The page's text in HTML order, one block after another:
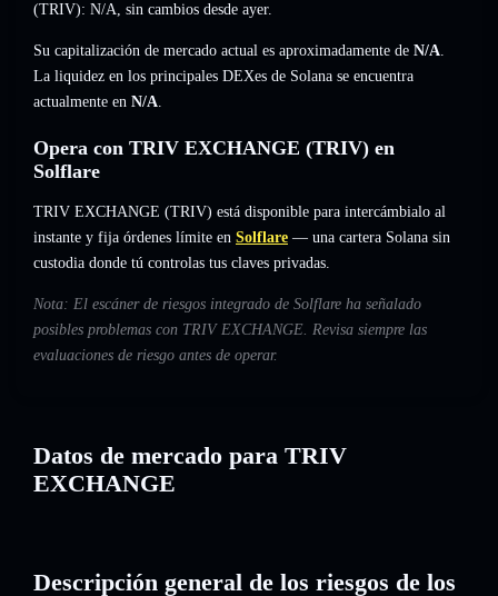
(TRIV): N/A, sin cambios desde ayer.
Su capitalización de mercado actual es aproximadamente de N/A.
La liquidez en los principales DEXes de Solana se encuentra
actualmente en N/A.
Opera con TRIV EXCHANGE (TRIV) en
Solflare
TRIV EXCHANGE (TRIV) está disponible para intercámbialo al
instante y fija órdenes límite en Solflare — una cartera Solana sin
custodia donde tú controlas tus claves privadas.
Nota: El escáner de riesgos integrado de Solflare ha señalado
posibles problemas con TRIV EXCHANGE. Revisa siempre las
evaluaciones de riesgo antes de operar.
Datos de mercado para TRIV
EXCHANGE
Descripción general de los riesgos de los